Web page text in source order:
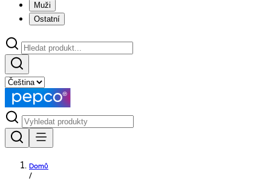
Muži
Ostatní
Domů
/